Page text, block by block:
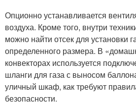
Опционно устанавливается
воздуха. Кроме того, внутри
можно найти отсек для установки
определенного размера. В
конвекторах используется
шланги для газа с выносом
уличный шкаф, как требуют
безопасности.